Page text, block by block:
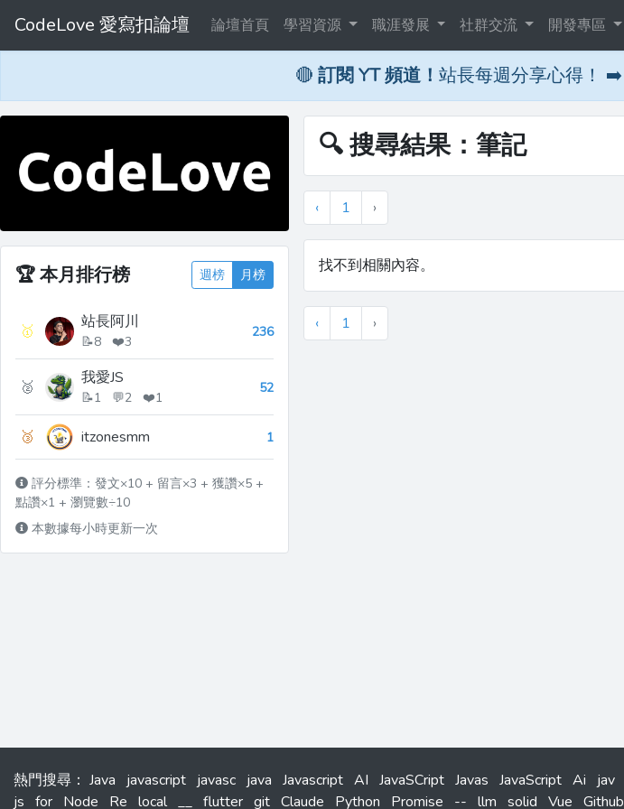
CodeLove 愛寫扣論壇 論壇首頁 學習資源 職涯發展 社群交流 開發專區
🔴 訂閱 YT 頻道！ 站長每週分享心得！ ➡️
🏆本月排行榜 週榜 月榜
🥇 站長阿川
📝8 ❤️3
236
🥈 我愛JS
📝1 💬2 ❤️1
52
🥉 itzonesmm 1
評分標準：發文×10 + 留言×3 + 獲讚×5 +
點讚×1 + 瀏覽數÷10
本數據每小時更新一次
🔍 搜尋結果：筆記
‹ 1 ›
找不到相關內容。
‹ 1 ›
熱門搜尋 ： Java javascript javasc java Javascript AI JavaSCript Javas JavaScript Ai jav
js for Node Re local __ flutter git Claude Python Promise -- llm solid Vue Github